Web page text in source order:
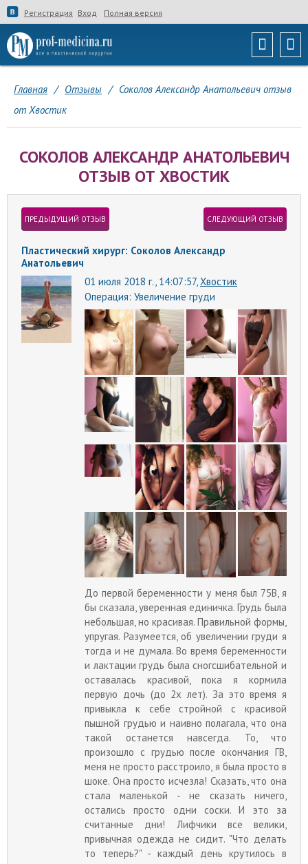
Регистрация Вход Полная версия
Главная / Отзывы / Соколов Александр Анатольевич отзыв
от Хвостик
СОКОЛОВ АЛЕКСАНДР АНАТОЛЬЕВИЧ
ОТЗЫВ ОТ ХВОСТИК
ПРЕДЫДУЩИЙ ОТЗЫВ СЛЕДУЮЩИЙ ОТЗЫВ
Пластический хирург: Соколов Александр
Анатольевич
01 июля 2018 г., 14:07:57, Хвостик
Операция: Увеличение груди
До первой беременности у меня был 75В, я
бы сказала, уверенная единичка. Грудь была
небольшая, но красивая. Правильной формы,
упругая. Разумеется, об увеличении груди я
тогда и не думала. Во время беременности
и лактации грудь была сногсшибательной и
оставалась красивой, пока я кормила
первую дочь (до 2х лет). За это время я
привыкла к себе стройной с красивой
пышной грудью и наивно полагала, что она
такой останется навсегда. То, что
произошло с грудью после окончания ГВ,
меня не просто расстроило, я была просто в
шоке. Она просто исчезла! Сказать, что она
стала маленькой - не сказать ничего,
остались просто одни соски. И это за
считанные дни! Лифчики все велики,
привычная одежда не сидит. "Что делать
то теперь?" - каждый день крутилось в